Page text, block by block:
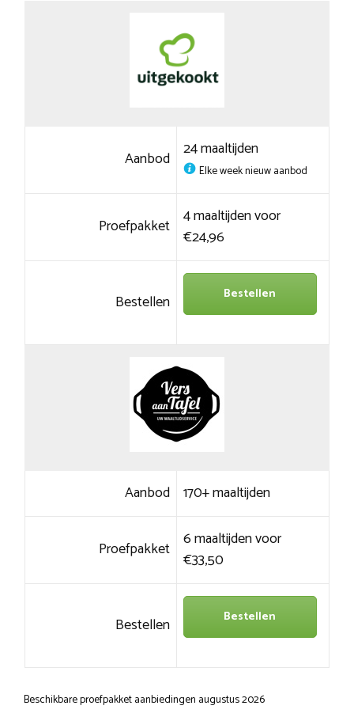
Aanbod 24 maaltijden
Elke week nieuw aanbod
Proefpakket 4 maaltijden voor
€24,96
Bestellen Bestellen
Aanbod 170+ maaltijden
Proefpakket 6 maaltijden voor
€33,50
Bestellen Bestellen
Beschikbare proefpakket aanbiedingen augustus 2026